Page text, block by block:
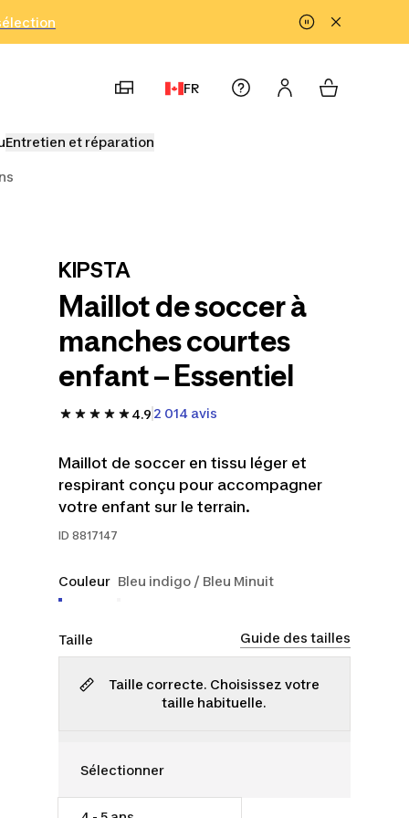
FR
Entretien et réparation
KIPSTA
Maillot de soccer à
manches courtes
enfant – Essentiel
4.9 2 014 avis
Maillot de soccer en tissu léger et
respirant conçu pour accompagner
votre enfant sur le terrain.
ID 8817147
Couleur Bleu indigo / Bleu Minuit
Taille Guide des tailles
Taille correcte. Choisissez votre
taille habituelle.